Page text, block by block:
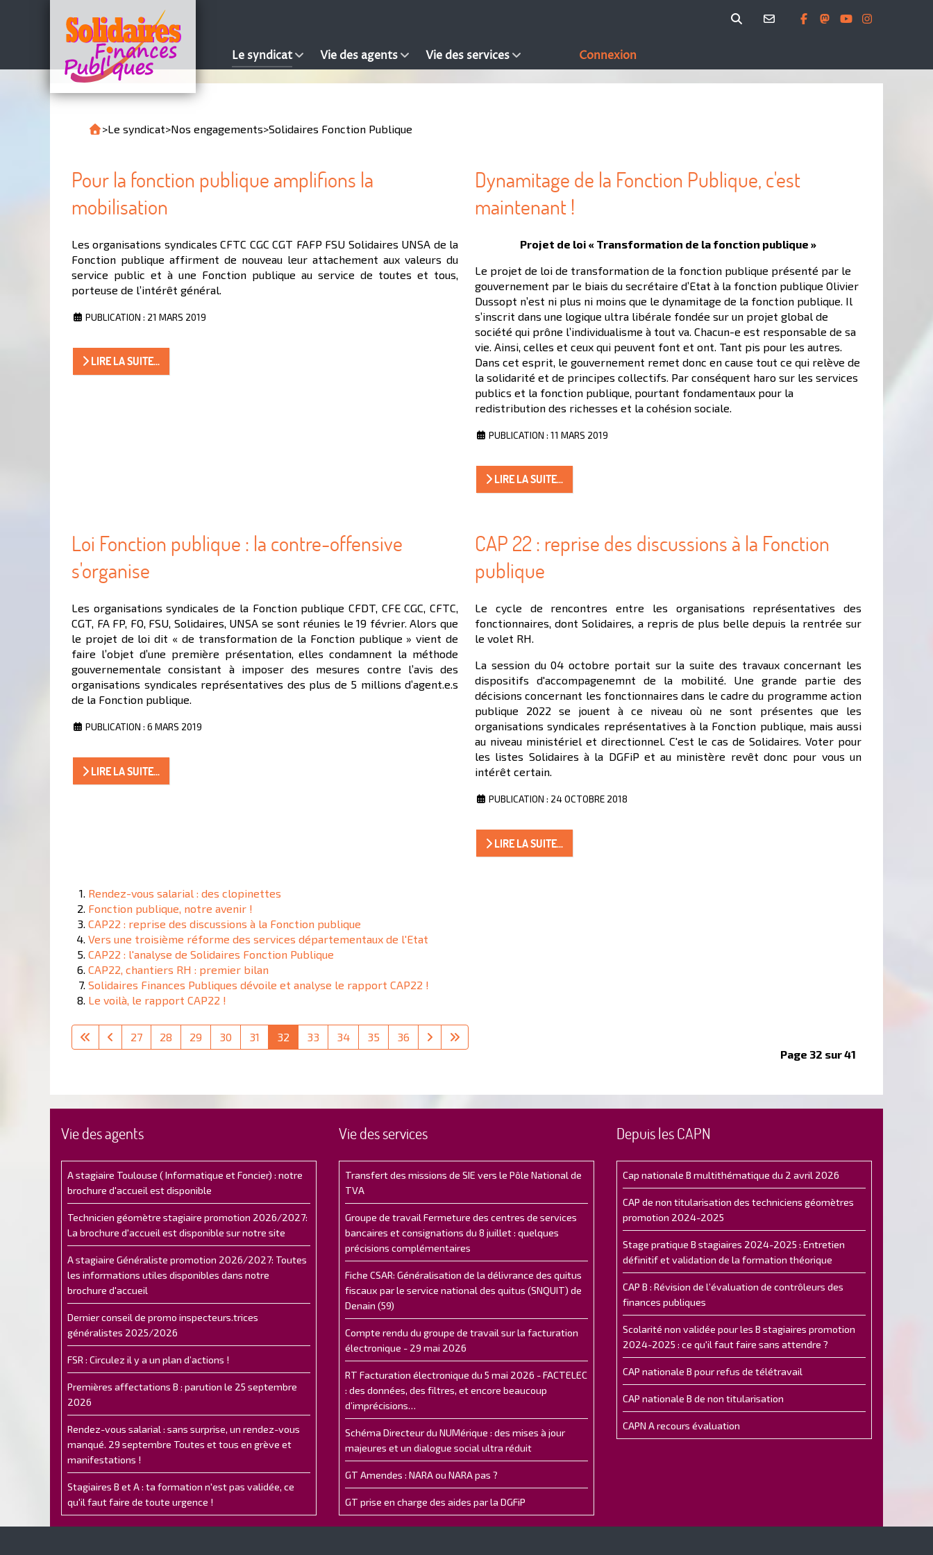
Le syndicat Vie des agents Vie des services Connexion
>Le syndicat>Nos engagements>Solidaires Fonction Publique
Pour la fonction publique amplifions la
mobilisation
Les organisations syndicales CFTC CGC CGT FAFP FSU Solidaires UNSA de la
Fonction publique affirment de nouveau leur attachement aux valeurs du
service public et à une Fonction publique au service de toutes et tous,
porteuse de l’intérêt général.
PUBLICATION : 21 MARS 2019
LIRE LA SUITE...
Dynamitage de la Fonction Publique, c'est
maintenant !
Projet de loi « Transformation de la fonction publique »
Le projet de loi de transformation de la fonction publique présenté par le
gouvernement par le biais du secrétaire d’Etat à la fonction publique Olivier
Dussopt n’est ni plus ni moins que le dynamitage de la fonction publique. Il
s’inscrit dans une logique ultra libérale fondée sur un projet global de
société qui prône l’individualisme à tout va. Chacun-e est responsable de sa
vie. Ainsi, celles et ceux qui peuvent font et ont. Tant pis pour les autres.
Dans cet esprit, le gouvernement remet donc en cause tout ce qui relève de
la solidarité et de principes collectifs. Par conséquent haro sur les services
publics et la fonction publique, pourtant fondamentaux pour la
redistribution des richesses et la cohésion sociale.
PUBLICATION : 11 MARS 2019
LIRE LA SUITE...
Loi Fonction publique : la contre-offensive
s'organise
Les organisations syndicales de la Fonction publique CFDT, CFE CGC, CFTC,
CGT, FA FP, FO, FSU, Solidaires, UNSA se sont réunies le 19 février. Alors que
le projet de loi dit « de transformation de la Fonction publique » vient de
faire l’objet d’une première présentation, elles condamnent la méthode
gouvernementale consistant à imposer des mesures contre l’avis des
organisations syndicales représentatives des plus de 5 millions d’agent.e.s
de la Fonction publique.
PUBLICATION : 6 MARS 2019
LIRE LA SUITE...
CAP 22 : reprise des discussions à la Fonction
publique
Le cycle de rencontres entre les organisations représentatives des
fonctionnaires, dont Solidaires, a repris de plus belle depuis la rentrée sur
le volet RH.
La session du 04 octobre portait sur la suite des travaux concernant les
dispositifs d'accompagenemnt de la mobilité. Une grande partie des
décisions concernant les fonctionnaires dans le cadre du programme action
publique 2022 se jouent à ce niveau où ne sont présentes que les
organisations syndicales représentatives à la Fonction publique, mais aussi
au niveau ministériel et directionnel. C'est le cas de Solidaires. Voter pour
les listes Solidaires à la DGFiP et au ministère revêt donc pour vous un
intérêt certain.
PUBLICATION : 24 OCTOBRE 2018
LIRE LA SUITE...
Rendez-vous salarial : des clopinettes
Fonction publique, notre avenir !
CAP22 : reprise des discussions à la Fonction publique
Vers une troisième réforme des services départementaux de l'Etat
CAP22 : l'analyse de Solidaires Fonction Publique
CAP22, chantiers RH : premier bilan
Solidaires Finances Publiques dévoile et analyse le rapport CAP22 !
Le voilà, le rapport CAP22 !
Page 32 sur 41
27 28 29 30 31 32 33 34 35 36
Vie des agents
A stagiaire Toulouse ( Informatique et Foncier) : notre
brochure d'accueil est disponible
Technicien géomètre stagiaire promotion 2026/2027:
La brochure d'accueil est disponible sur notre site
A stagiaire Généraliste promotion 2026/2027: Toutes
les informations utiles disponibles dans notre
brochure d'accueil
Dernier conseil de promo inspecteurs.trices
généralistes 2025/2026
FSR : Circulez il y a un plan d’actions !
Premières affectations B : parution le 25 septembre
2026
Rendez-vous salarial : sans surprise, un rendez-vous
manqué. 29 septembre Toutes et tous en grève et
manifestations !
Stagiaires B et A : ta formation n'est pas validée, ce
qu'il faut faire de toute urgence !
Vie des services
Transfert des missions de SIE vers le Pôle National de
TVA
Groupe de travail Fermeture des centres de services
bancaires et consignations du 8 juillet : quelques
précisions complémentaires
Fiche CSAR: Généralisation de la délivrance des quitus
fiscaux par le service national des quitus (SNQUIT) de
Denain (59)
Compte rendu du groupe de travail sur la facturation
électronique - 29 mai 2026
RT Facturation électronique du 5 mai 2026 - FACTELEC
: des données, des filtres, et encore beaucoup
d’imprécisions…
Schéma Directeur du NUMérique : des mises à jour
majeures et un dialogue social ultra réduit
GT Amendes : NARA ou NARA pas ?
GT prise en charge des aides par la DGFiP
Depuis les CAPN
Cap nationale B multithématique du 2 avril 2026
CAP de non titularisation des techniciens géomètres
promotion 2024-2025
Stage pratique B stagiaires 2024-2025 : Entretien
définitif et validation de la formation théorique
CAP B : Révision de l’évaluation de contrôleurs des
finances publiques
Scolarité non validée pour les B stagiaires promotion
2024-2025 : ce qu'il faut faire sans attendre ?
CAP nationale B pour refus de télétravail
CAP nationale B de non titularisation
CAPN A recours évaluation